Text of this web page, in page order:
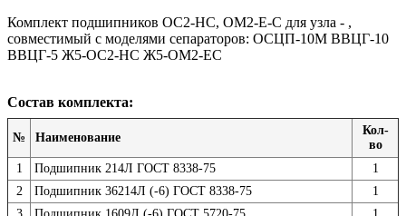
Комплект подшипников ОС2-НС, ОМ2-Е-С для узла - ,
совместимый с моделями сепараторов: ОСЦП-10М ВВЦГ-10
ВВЦГ-5 Ж5-ОС2-НС Ж5-ОМ2-ЕС
Состав комплекта:
№ Наименование
Кол-
во
1
Подшипник 214Л ГОСТ 8338-75
1
2
Подшипник 36214Л (-6) ГОСТ 8338-75
1